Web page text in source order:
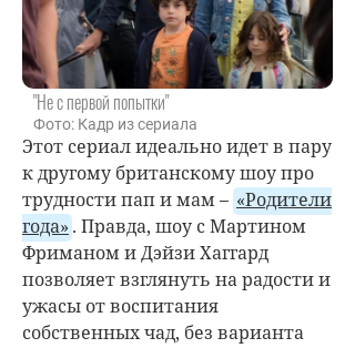
"Не с первой попытки"
Фото: Кадр из сериала
Этот сериал идеально идет в пару
к другому британскому шоу про
трудности пап и мам – «Родители
года» . Правда, шоу с Мартином
Фриманом и Дэйзи Хаггард
позволяет взглянуть на радости и
ужасы от воспитания
собственных чад, без варианта